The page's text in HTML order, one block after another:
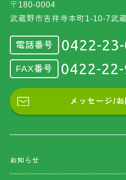
〒180-0004
武蔵野市吉祥寺本町1-10-7武
電話番号 0422-
FAX番号 0422-
メッセージ/お
お知らせ